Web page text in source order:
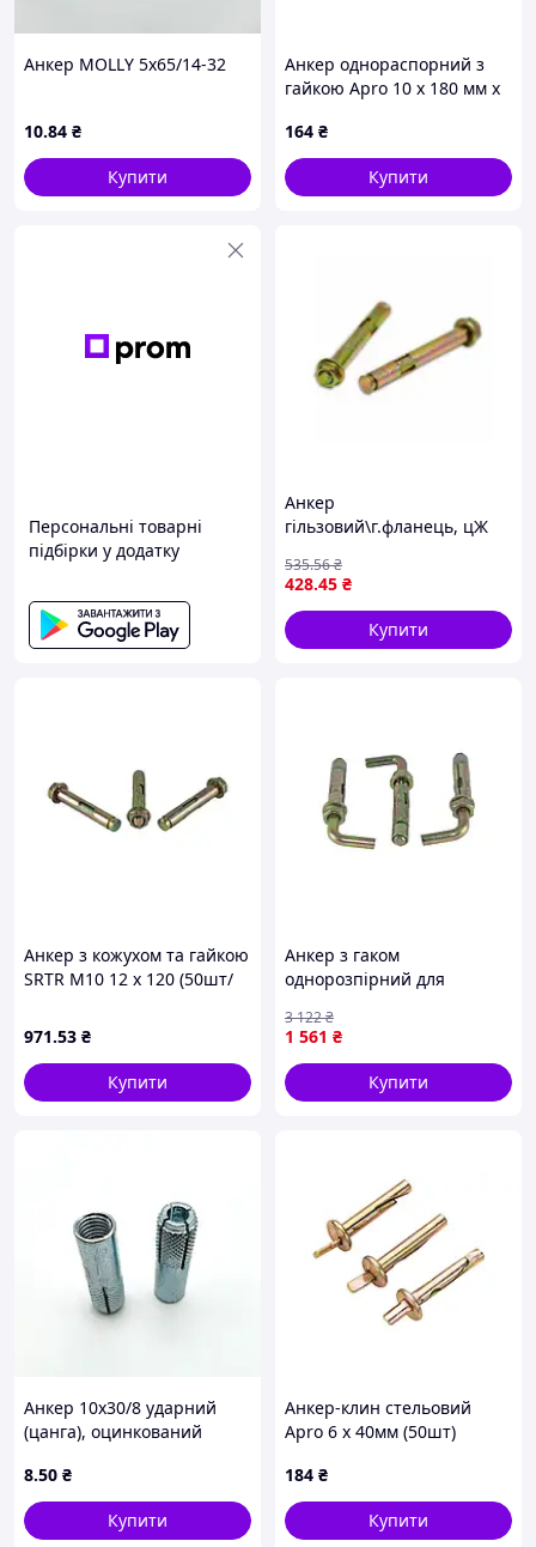
Анкер MOLLY 5х65/14-32
10.84 ₴
Купити
Анкер однораспорний з
гайкою Apro 10 х 180 мм x
164 ₴
Купити
Персональні товарні
підбірки у додатку
Анкер
гільзовий\г.фланець, цЖ
26-061
428.45 ₴
535.56₴
Купити
Анкер з кожухом та гайкою
SRTR M10 12 х 120 (50шт/
971.53 ₴
Купити
Анкер з гаком
однорозпірний для
гайкою SRTR-L M8/10 х 100
50шт упаковка
1 561 ₴
3 122₴
Купити
Анкер 10х30/8 ударний
(цанга), оцинкований
8.50 ₴
Купити
Анкер-клин стельовий
Apro 6 х 40мм (50шт)
184 ₴
Купити